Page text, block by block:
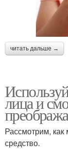
читать дальше →
лица и
Рассмотрим, как
средство.